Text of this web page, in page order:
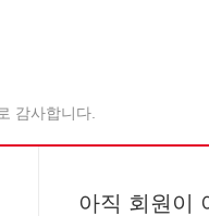
감사합니다.
아직 회원이